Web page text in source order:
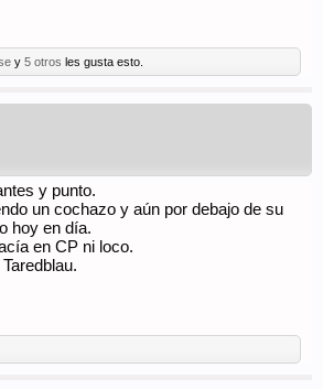
y 5 otros les gusta esto.
y punto.
un cochazo y aún por debajo de su
hoy en día.
en CP ni loco.